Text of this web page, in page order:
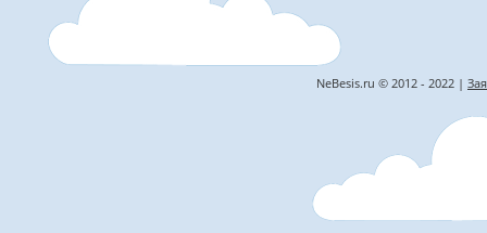
NeBesis.ru © 2012 - 2022 |